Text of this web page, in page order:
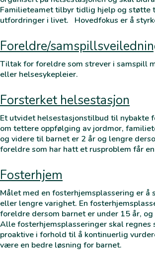
Familieteamet tilbyr tidlig hjelp og støtte
utfordringer i livet. Hovedfokus er å
Foreldre/
Tiltak for foreldre som strever i samspill
eller helsesykepleier.
Forsterket helsestasjon
Et utvidet helsestasjonstilbud til
om tettere oppfølging av jordmor,
og videre til barnet er 2 år og lengre
foreldre som har hatt et rusproblem får
Fosterhjem
Målet med en fosterhjemsplassering er
eller lengre varighet. En
foreldre dersom barnet er under 15 år,
Alle fosterhjemsplasseringer skal
proaktive i forhold til å kontinuerlig
være en bedre løsning for barnet.